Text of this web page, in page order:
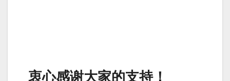
衷心感谢大家的支持！